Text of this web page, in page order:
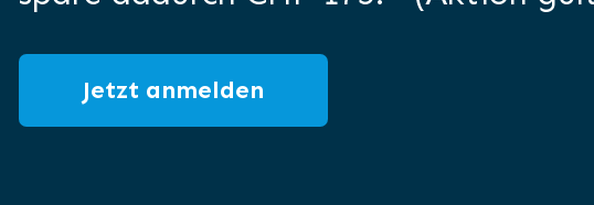
Jetzt anmelden